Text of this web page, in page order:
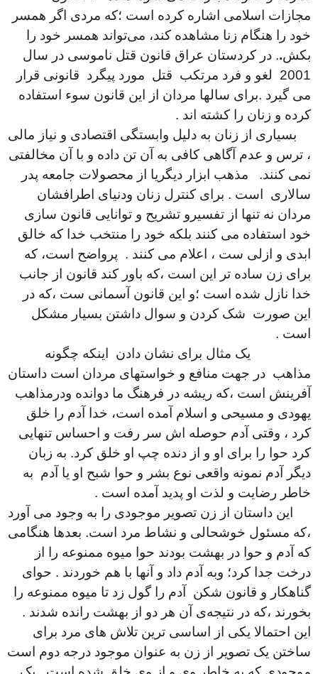
مجازات اسلامی اشاره کرده است ؛که مردی اگر همسر
خود را هنگام زنا مشاهده کند، می‌تواند همسر خود را
بکش.
. در کردستان عراق قانون قتل ناموسی در سال
2001 لغو و فرد مرتکب قتل مورد پیگرد قانونی قرار
می گیرد .برای سالها مردان از این قانون سوء استفاده
کرده و زنان را کشته اند .
بسیاری از زنان به دلیل وابستگی اقتصادی و نیاز مالی
، ترس و عدم آگاهی کافی به آن تن داده و با آن مخالفتی
نمی کنند. مذهب ابزار دیگریا از محصولات جامعه پدر
سالاری است . برای کنترل زنان ودنیای اطرافشان
مردان نه تنها از تفسیرو تشریح و توانایی قانون سازی
خود استفاده می کنند بلکه خود را منتخب خدا که خالق
ابدی و ازلی ست ، اعلام می کنند . پرواضح است، که
برای زن ساده تر این است ،که باور کند قانون از جانب
خدا نازل شده است ؛و این قانون آسمانی ست ،که در
این صورت شک کردن و سوال داشتن بسیار مشکل
است .
یک مثال برای نشان دادن اینکه چگونه
مذاهب در جهت منافع و خواستهای مردان است داستان
آفرینش است ،که ریشه در فرهنگ ما دوانده ودرمذاهب
یهودی و مسیحی و اسلام آمده است، خدا آدم را خلق
کرد ، وقتی آدم حوصله اش سر رفت و احساس تنهایی
کرد حوا را برای او و از دنده چپ او خلق کرد. به زبان
دیگر آدم نمونه واقعی نوع بشر و حوا شبح او یا آدم به
خاطر رضایت و لذت او پدید آمده است .
این داستان از زن تصویر موجودی را بە وجود می آورد
،که مسئول خوشحالی و نشاط مرد است. بعدها هنگامی
که آدم و حوا در بهشت بودند حوا میوه ممنوعه را از
درخت جدا کرد؛ وبه آدم داد و آنها با هم خوردند . حوای
گناهکار و قانون شکن آدم را گول زد تا میوه ممنوعه را
بخورند ،که در نتیجەی آن هر دو از بهشت رانده شدند .
این احتمالا یکی از اساسی ترین تلاش های مرد برای
ساختن یک تصویر از زن به عنوان موجود درجه دوم است